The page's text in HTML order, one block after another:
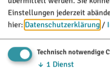
Einstellungen jederzeit
hier: Datenschutzerklärung /
Technisch notwendige
↓ 1 Dienst